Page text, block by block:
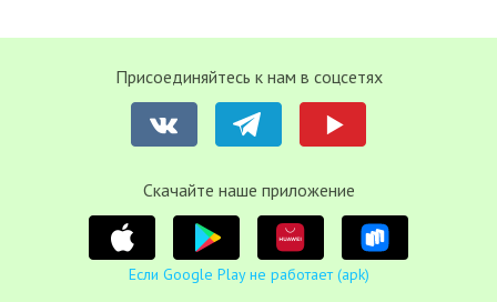
Присоединяйтесь к нам в соцсетях
Cкачайте наше приложение
Если Google Play не работает (apk)